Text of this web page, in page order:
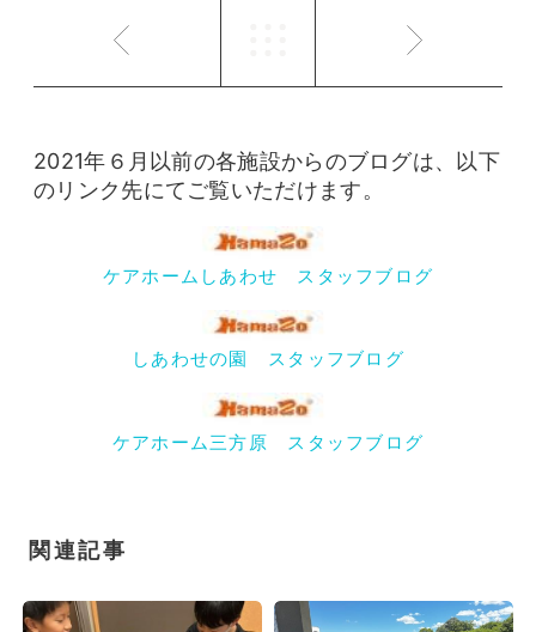
2021年６月以前の各施設からのブログは、以下
のリンク先にてご覧いただけます。
ケアホームしあわせ スタッフブログ
しあわせの園 スタッフブログ
ケアホーム三方原 スタッフブログ
関連記事